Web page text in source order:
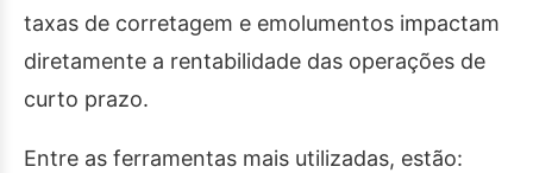
taxas de corretagem e emolumentos impactam
diretamente a rentabilidade das operações de
curto prazo.
Entre as ferramentas mais utilizadas, estão: